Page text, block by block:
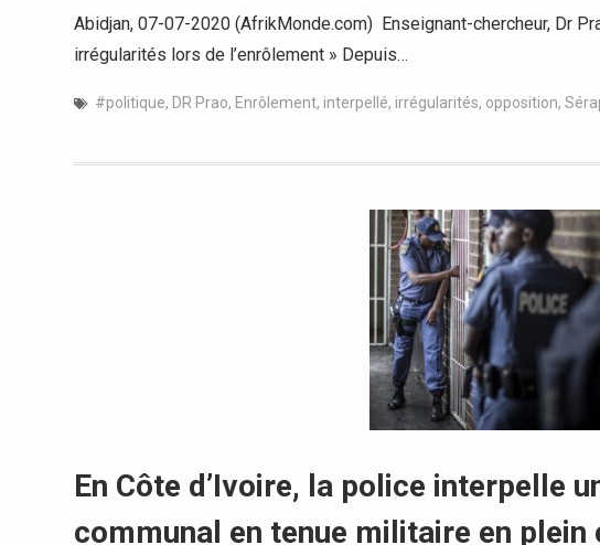
Abidjan, 07-07-2020 (AfrikMonde.com) Enseignant-chercheur, Dr
irrégularités lors de l’enrôlement » Depuis…
#politique, DR Prao, Enrôlement, interpellé, irrégularités, opposition,
En Côte d’Ivoire, la police interpelle
communal en tenue militaire en plein